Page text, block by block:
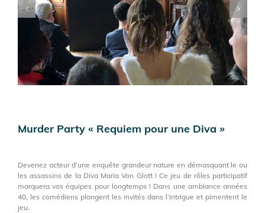
Murder Party « Requiem pour une Diva »
Devenez acteur d’une enquête grandeur nature en démasquant le ou
les assassins de la Diva Maria Von Glott ! Ce jeu de rôles participatif
marquera vos équipes pour longtemps ! Dans une ambiance années
40, les comédiens plongent les invités dans l’intrigue et pimentent le
jeu.